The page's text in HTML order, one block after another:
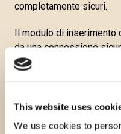
This website uses
We use cookies to
completamente sicuri.
Il modulo di inserimento
da una connessione
Tutti i dati memorizzati
crittografia e utilizzano
CorvusPay soddisfa tutti
previsti dai principali